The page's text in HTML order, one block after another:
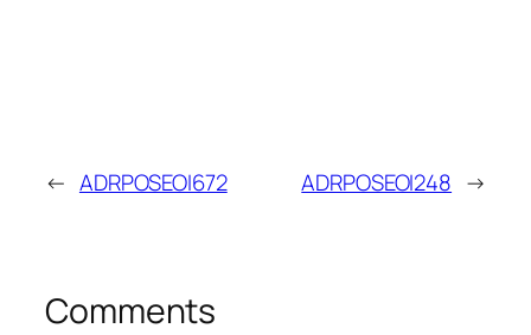
← ADRPOSEOI672 ADRPOSEOI248 →
Comments